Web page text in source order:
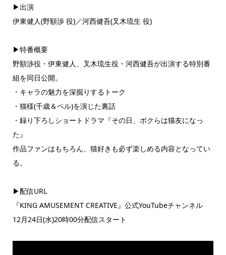
▶︎出演
伊東健人(野額渉 役)／河西健吾(叉木琉生 役)
▶︎特番概要
野額渉役・伊東健人、叉木琉生役・河西健吾が出演する特別番
組を同日公開。
・キャラの魅力を深掘りするトーク
・猫様(千歳＆ベル)を演じた裏話
・録り下ろしショートドラマ『その日、ボクらは猫友になっ
た』
作品ファンはもちろん、猫好きも必ず楽しめる内容となってい
る。
▶︎配信URL
『KING AMUSEMENT CREATIVE』公式YouTubeチャンネル
12月24日(水)20時00分配信スタート